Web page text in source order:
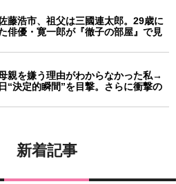
藤浩市、祖父は三國連太郎。29歳に
俳優・寛一郎が『徹子の部屋』で見
親を嫌う理由がわからなかった私→
“決定的瞬間”を目撃。さらに衝撃の
新着記事